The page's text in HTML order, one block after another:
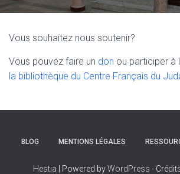
Vous souhaitez nous soutenir?
Vous pouvez faire un don ou participer à
la bibliothèque du Centre Français du
BLOG MENTIONS LÉGALES
Hestia | Powered byWordPress -